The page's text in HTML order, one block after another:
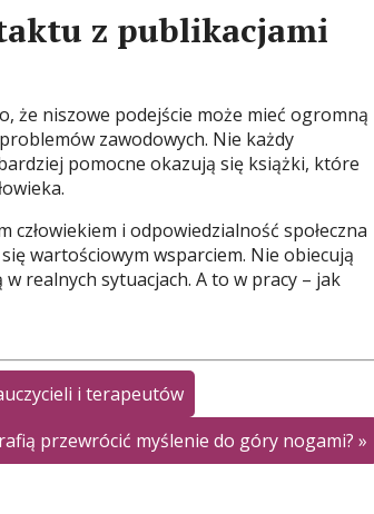
z publikacjami
że niszowe podejście może mieć ogromną
zawodowych. Nie każdy
pomocne okazują się książki, które
człowiekiem i odpowiedzialność społeczna
wartościowym wsparciem. Nie obiecują
realnych sytuacjach. A to w pracy – jak
i terapeutów
przewrócić myślenie do góry nogami? »